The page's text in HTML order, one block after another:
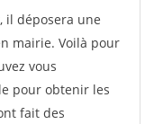
il déposera une
mairie. Voilà pour
vous
pour obtenir les
fait des